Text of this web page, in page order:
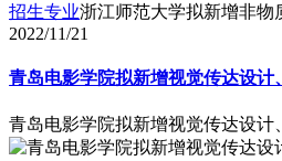
招生专业浙江师范大学拟新增非物
2022/11/21
青岛电影学院拟新增视觉传达设计
青岛电影学院拟新增视觉传达设计